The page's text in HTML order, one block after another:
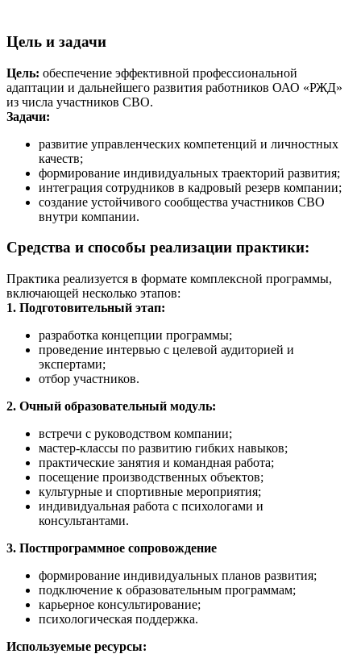
Цель и задачи
Цель: обеспечение эффективной профессиональной
адаптации и дальнейшего развития работников ОАО «РЖД»
из числа участников СВО.
Задачи:
развитие управленческих компетенций и личностных
качеств;
формирование индивидуальных траекторий развития;
интеграция сотрудников в кадровый резерв компании;
создание устойчивого сообщества участников СВО
внутри компании.
Средства и способы реализации практики:
Практика реализуется в формате комплексной программы,
включающей несколько этапов:
1. Подготовительный этап:
разработка концепции программы;
проведение интервью с целевой аудиторией и
экспертами;
отбор участников.
2. Очный образовательный модуль:
встречи с руководством компании;
мастер-классы по развитию гибких навыков;
практические занятия и командная работа;
посещение производственных объектов;
культурные и спортивные мероприятия;
индивидуальная работа с психологами и
консультантами.
3. Постпрограммное сопровождение
формирование индивидуальных планов развития;
подключение к образовательным программам;
карьерное консультирование;
психологическая поддержка.
Используемые ресурсы: